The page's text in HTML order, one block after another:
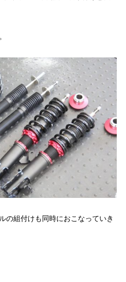
の組付けも同時におこなっていき